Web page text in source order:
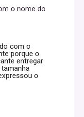
o nome do
com o
porque o
entregar
o